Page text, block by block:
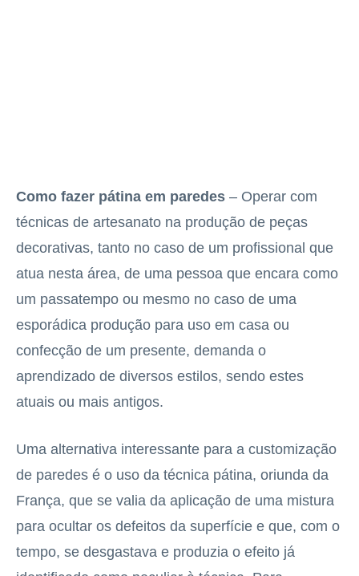
Como fazer pátina em paredes – Operar com
técnicas de artesanato na produção de peças
decorativas, tanto no caso de um profissional que
atua nesta área, de uma pessoa que encara como
um passatempo ou mesmo no caso de uma
esporádica produção para uso em casa ou
confecção de um presente, demanda o
aprendizado de diversos estilos, sendo estes
atuais ou mais antigos.
Uma alternativa interessante para a customização
de paredes é o uso da técnica pátina, oriunda da
França, que se valia da aplicação de uma mistura
para ocultar os defeitos da superfície e que, com o
tempo, se desgastava e produzia o efeito já